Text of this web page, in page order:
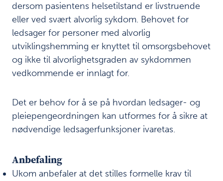
i
e
s
i
a
l
h
e
e
t
dersom pasientens helsetilstand er livstruende
eller ved svært alvorlig sykdom. Behovet for
ledsager for personer med alvorlig
utviklingshemming er knyttet til omsorgsbehovet
og ikke til alvorlighetsgraden av sykdommen
vedkommende er innlagt for.
Det er behov for å se på hvordan ledsager- og
pleiepengeordningen kan utformes for å sikre at
nødvendige ledsagerfunksjoner ivaretas.
Anbefaling
Ukom anbefaler at det stilles formelle krav til